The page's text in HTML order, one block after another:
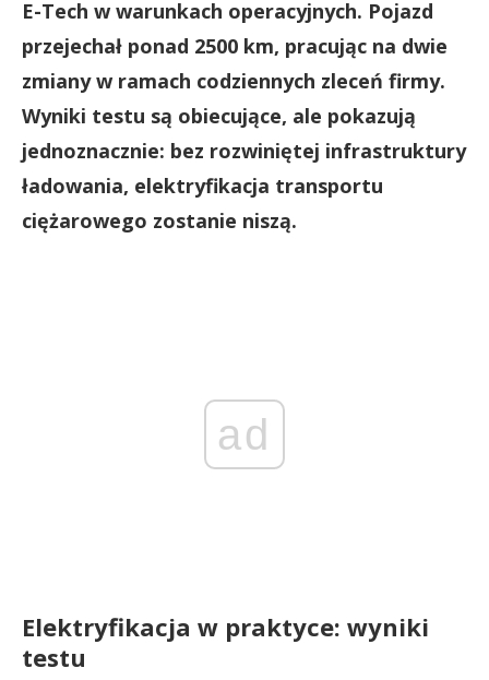
E-Tech w warunkach operacyjnych. Pojazd
przejechał ponad 2500 km, pracując na dwie
zmiany w ramach codziennych zleceń firmy.
Wyniki testu są obiecujące, ale pokazują
jednoznacznie: bez rozwiniętej infrastruktury
ładowania, elektryfikacja transportu
ciężarowego zostanie niszą.
ad
Elektryfikacja w praktyce: wyniki
testu